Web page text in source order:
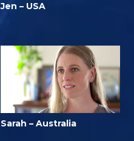
Jen – USA
Sarah – Australia